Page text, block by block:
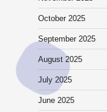
October 2025
September 2025
August 2025
July 2025
June 2025